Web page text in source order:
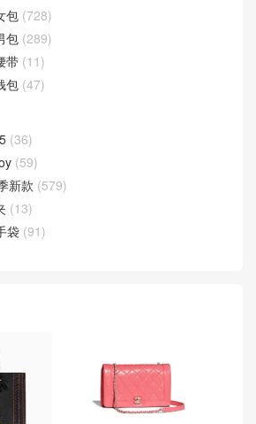
包 (728)
包 (289)
带 (11)
包 (47)
(36)
(59)
新款 (579)
(13)
袋 (91)